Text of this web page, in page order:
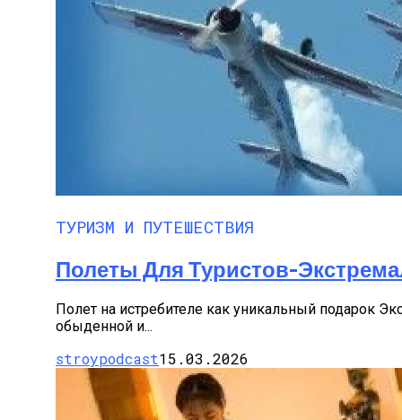
ТУРИЗМ И ПУТЕШЕСТВИЯ
Полеты Для Туристов-
Полет на истребителе как уникальный подарок
обыденной и...
stroypodcast15.03.2026